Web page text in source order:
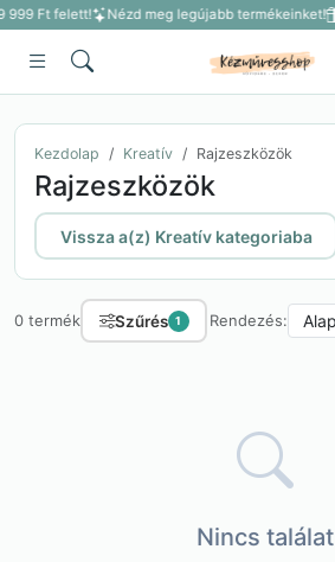
999 Ft felett! Nézd meg legújabb termékeinket!
Kezdolap Kreatív Rajzeszközök
Rajzeszközök
Vissza a(z) Kreatív kategoriaba
0 termék Szűrés 1 Rendezés:
Nincs találat